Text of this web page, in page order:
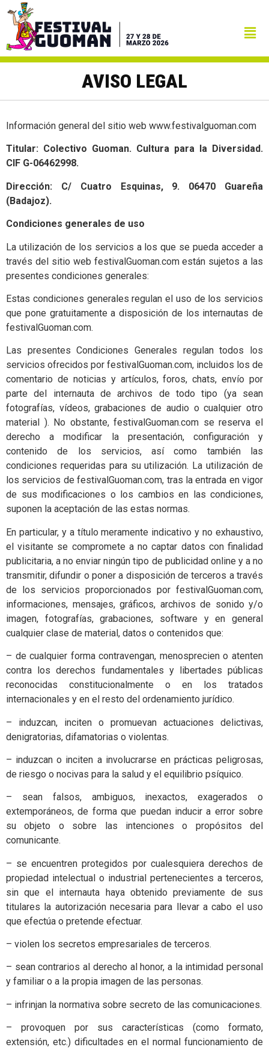
AVISO LEGAL
Información general del sitio web www.festivalguoman.com
Titular: Colectivo Guoman. Cultura para la Diversidad.
CIF G-06462998.
Dirección: C/ Cuatro Esquinas, 9. 06470 Guareña
(Badajoz).
Condiciones generales de uso
La utilización de los servicios a los que se pueda acceder a
través del sitio web festivalGuoman.com están sujetos a las
presentes condiciones generales:
Estas condiciones generales regulan el uso de los servicios
que pone gratuitamente a disposición de los internautas de
festivalGuoman.com.
Las presentes Condiciones Generales regulan todos los
servicios ofrecidos por festivalGuoman.com, incluidos los de
comentario de noticias y artículos, foros, chats, envío por
parte del internauta de archivos de todo tipo (ya sean
fotografías, vídeos, grabaciones de audio o cualquier otro
material ). No obstante, festivalGuoman.com se reserva el
derecho a modificar la presentación, configuración y
contenido de los servicios, así como también las
condiciones requeridas para su utilización. La utilización de
los servicios de festivalGuoman.com, tras la entrada en vigor
de sus modificaciones o los cambios en las condiciones,
suponen la aceptación de las estas normas.
En particular, y a título meramente indicativo y no exhaustivo,
el visitante se compromete a no captar datos con finalidad
publicitaria, a no enviar ningún tipo de publicidad online y a no
transmitir, difundir o poner a disposición de terceros a través
de los servicios proporcionados por festivalGuoman.com,
informaciones, mensajes, gráficos, archivos de sonido y/o
imagen, fotografías, grabaciones, software y en general
cualquier clase de material, datos o contenidos que:
– de cualquier forma contravengan, menosprecien o atenten
contra los derechos fundamentales y libertades públicas
reconocidas constitucionalmente o en los tratados
internacionales y en el resto del ordenamiento jurídico.
– induzcan, inciten o promuevan actuaciones delictivas,
denigratorias, difamatorias o violentas.
– induzcan o inciten a involucrarse en prácticas peligrosas,
de riesgo o nocivas para la salud y el equilibrio psíquico.
– sean falsos, ambiguos, inexactos, exagerados o
extemporáneos, de forma que puedan inducir a error sobre
su objeto o sobre las intenciones o propósitos del
comunicante.
– se encuentren protegidos por cualesquiera derechos de
propiedad intelectual o industrial pertenecientes a terceros,
sin que el internauta haya obtenido previamente de sus
titulares la autorización necesaria para llevar a cabo el uso
que efectúa o pretende efectuar.
– violen los secretos empresariales de terceros.
– sean contrarios al derecho al honor, a la intimidad personal
y familiar o a la propia imagen de las personas.
– infrinjan la normativa sobre secreto de las comunicaciones.
– provoquen por sus características (como formato,
extensión, etc.) dificultades en el normal funcionamiento de